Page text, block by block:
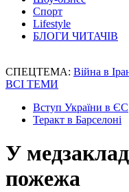
Спорт
Lifestyle
БЛОГИ ЧИТАЧІВ
СПЕЦТЕМА: Війна в
ВСІ ТЕМИ
Вступ України в ЄС
Теракт в Барселоні
У
пожежа